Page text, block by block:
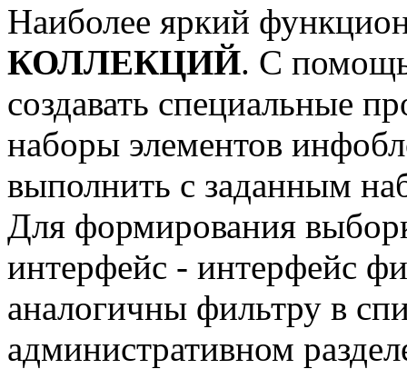
Наиболее яркий
КОЛЛЕКЦИЙ. С
создавать специальные
наборы элементов
выполнить с заданным
Для формирования
интерфейс - интерфейс
аналогичны фильтру в
административном